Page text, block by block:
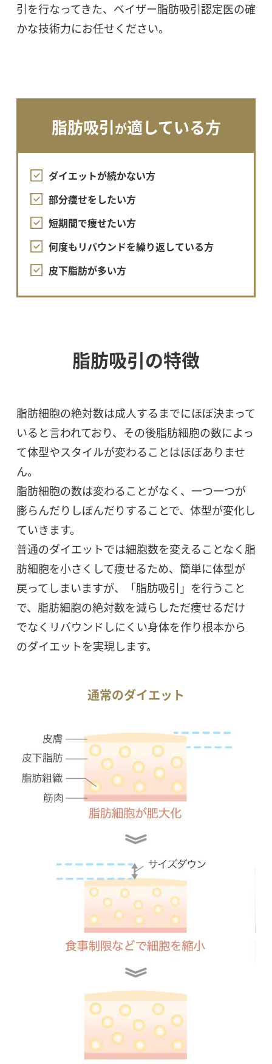
引を行なってきた、ベイザー脂肪吸引認定医の確
かな技術力にお任せください。
脂肪吸引が適している方
ダイエットが続かない方
部分痩せをしたい方
短期間で痩せたい方
何度もリバウンドを繰り返している方
皮下脂肪が多い方
脂肪吸引の特徴
脂肪細胞の絶対数は成人するまでにほぼ決まって
いると言われており、その後脂肪細胞の数によっ
て体型やスタイルが変わることはほぼありませ
ん。
脂肪細胞の数は変わることがなく、一つ一つが
膨らんだりしぼんだりすることで、体型が変化し
ていきます。
普通のダイエットでは細胞数を変えることなく脂
肪細胞を小さくして痩せるため、簡単に体型が
戻ってしまいますが、「脂肪吸引」を行うこと
で、脂肪細胞の絶対数を減らしただ痩せるだけ
でなくリバウンドしにくい身体を作り根本から
のダイエットを実現します。
通常のダイエット